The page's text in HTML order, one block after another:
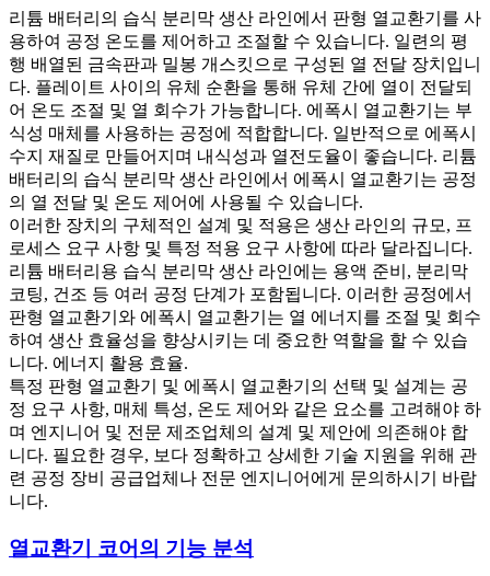
리튬 배터리의 습식 분리막 생산 라인에서 판형 열교환기를 사
용하여 공정 온도를 제어하고 조절할 수 있습니다. 일련의 평
행 배열된 금속판과 밀봉 개스킷으로 구성된 열 전달 장치입니
다. 플레이트 사이의 유체 순환을 통해 유체 간에 열이 전달되
어 온도 조절 및 열 회수가 가능합니다. 에폭시 열교환기는 부
식성 매체를 사용하는 공정에 적합합니다. 일반적으로 에폭시
수지 재질로 만들어지며 내식성과 열전도율이 좋습니다. 리튬
배터리의 습식 분리막 생산 라인에서 에폭시 열교환기는 공정
의 열 전달 및 온도 제어에 사용될 수 있습니다.
이러한 장치의 구체적인 설계 및 적용은 생산 라인의 규모, 프
로세스 요구 사항 및 특정 적용 요구 사항에 따라 달라집니다.
리튬 배터리용 습식 분리막 생산 라인에는 용액 준비, 분리막
코팅, 건조 등 여러 공정 단계가 포함됩니다. 이러한 공정에서
판형 열교환기와 에폭시 열교환기는 열 에너지를 조절 및 회수
하여 생산 효율성을 향상시키는 데 중요한 역할을 할 수 있습
니다. 에너지 활용 효율.
특정 판형 열교환기 및 에폭시 열교환기의 선택 및 설계는 공
정 요구 사항, 매체 특성, 온도 제어와 같은 요소를 고려해야 하
며 엔지니어 및 전문 제조업체의 설계 및 제안에 의존해야 합
니다. 필요한 경우, 보다 정확하고 상세한 기술 지원을 위해 관
련 공정 장비 공급업체나 전문 엔지니어에게 문의하시기 바랍
니다.
열교환기 코어의 기능 분석